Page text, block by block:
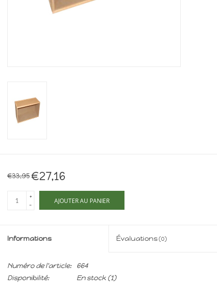
Maison de souris
miniature - The Mouse
Mon site
New
€33,95 €27,16
+
-
AJOUTER AU PANIER
Informations Évaluations (0)
Numéro de l'article:
664
Disponibilité:
En stock (1)